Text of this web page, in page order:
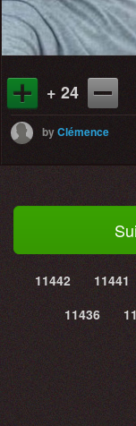
+ 24
byClémence
11442 11441
11436